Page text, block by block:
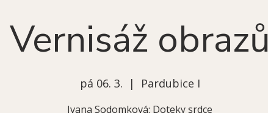
Vernisáž obrazů
pá 06. 3.
  |
Pardubice I
Ivana Sodomková: Doteky srdce